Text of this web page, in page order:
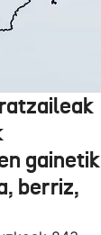
gainetik
berriz,